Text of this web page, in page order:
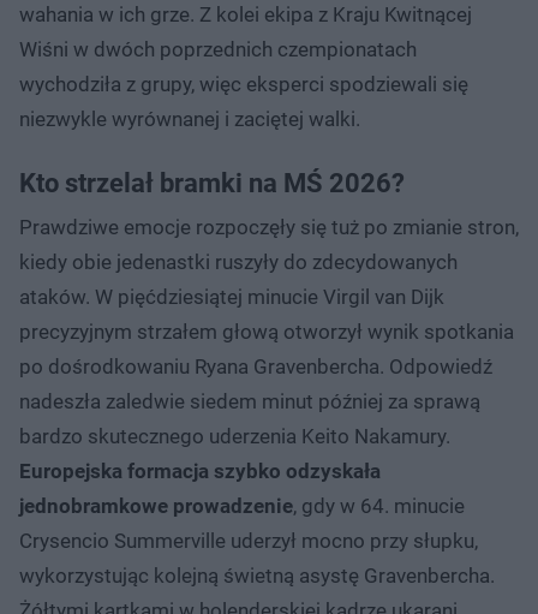
wahania w ich grze. Z kolei ekipa z Kraju Kwitnącej
Wiśni w dwóch poprzednich czempionatach
wychodziła z grupy, więc eksperci spodziewali się
niezwykle wyrównanej i zaciętej walki.
Kto strzelał bramki na MŚ 2026?
Prawdziwe emocje rozpoczęły się tuż po zmianie stron,
kiedy obie jedenastki ruszyły do zdecydowanych
ataków. W pięćdziesiątej minucie Virgil van Dijk
precyzyjnym strzałem głową otworzył wynik spotkania
po dośrodkowaniu Ryana Gravenbercha. Odpowiedź
nadeszła zaledwie siedem minut później za sprawą
bardzo skutecznego uderzenia Keito Nakamury.
Europejska formacja szybko odzyskała
jednobramkowe prowadzenie, gdy w 64. minucie
Crysencio Summerville uderzył mocno przy słupku,
wykorzystując kolejną świetną asystę Gravenbercha.